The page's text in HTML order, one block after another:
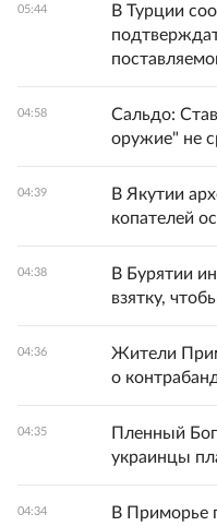
05:44
В Турции
04:58
Сальдо:
оружие" не
04:39
В Якутии
копателей
04:38
В Бурятии
взятку,
04:36
Жители
о
04:35
Пленный
украинцы
04:34
В Приморье